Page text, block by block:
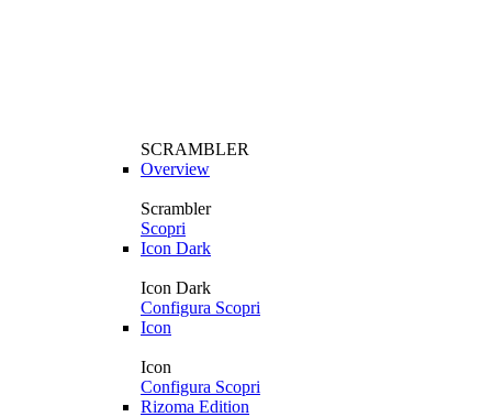
SCRAMBLER
Overview
Scrambler
Scopri
Icon Dark
Icon Dark
Configura Scopri
Icon
Icon
Configura Scopri
Rizoma Edition